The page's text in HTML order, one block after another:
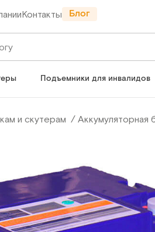
Контакты Блог
Подъемники для инвалидов
и скутерам Аккумуляторная